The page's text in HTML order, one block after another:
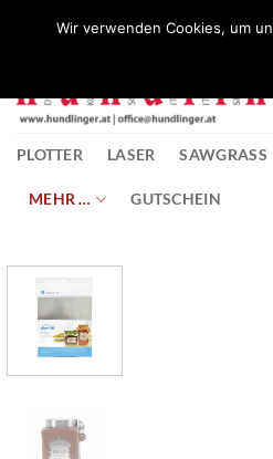
PLOTTER LASER SAWGRASS
MEHR … GUTSCHEIN
Wir verwenden Cookies, um